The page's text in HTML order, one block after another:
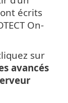
écrits
On-
sur
avancés